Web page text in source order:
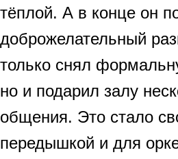
тёплой. А в конце он
доброжелательный
только снял
но и подарил залу
общения. Это стало
передышкой и для